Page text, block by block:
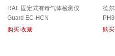
RAE 固定式有毒气体检测仪
Guard EC-HCN
购买 收藏
德
购买